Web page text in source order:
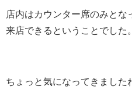
店内はカウンター席のみとな
来店できるということでした。
ちょっと気になってきました